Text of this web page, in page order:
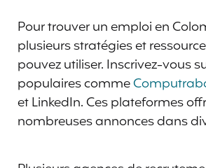
Pour trouver un emploi en
plusieurs stratégies et
pouvez utiliser. Inscrivez-vous
populaires comme
et LinkedIn. Ces plateformes
nombreuses annonces dans